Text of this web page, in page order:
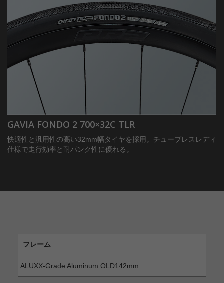
GAVIA FONDO 2 700×32C TLR
快適性と汎用性の高い32mm幅タイヤを採用。チューブレスレディ
仕様で走行効率と耐パンク性に優れる。
フレーム
ALUXX-Grade Aluminum OLD142mm